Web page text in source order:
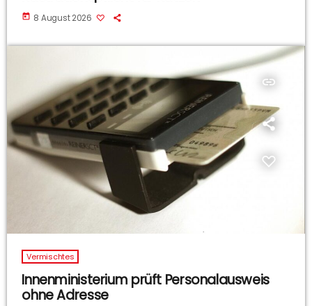
today 8 August 2026
insert_link
Vermischtes
Innenministerium prüft Personalausweis
ohne Adresse